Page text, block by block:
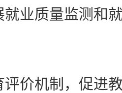
就业质量监测和
机制，促进教